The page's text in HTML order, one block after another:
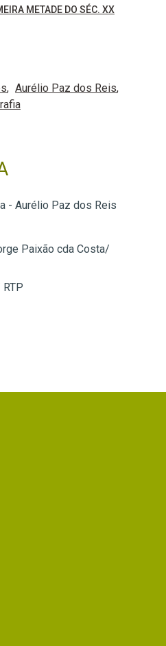
METADE DO SÉC. XX
Aurélio Paz dos Reis
- Aurélio Paz dos Reis
Paixão cda Costa/